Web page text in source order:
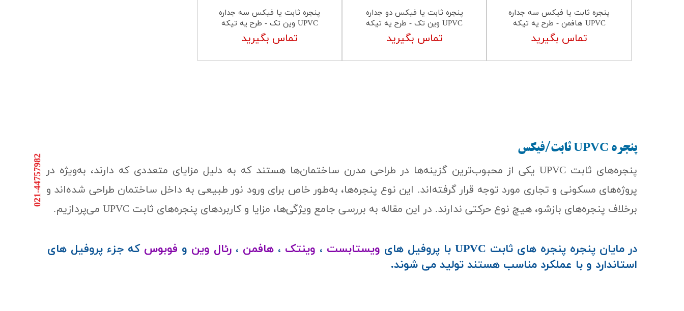
پنجره ثابت یا فیکس سه جداره
UPVC هافمن - طرح یه تیکه
تماس بگیرید
پنجره ثابت یا فیکس دو جداره
UPVC وین تک - طرح یه تیکه
تماس بگیرید
پنجره ثابت یا فیکس سه جداره
UPVC وین تک - طرح یه تیکه
تماس بگیرید
021-44757982 پنجره‌های ثابت UPVC یکی از محبوب‌ترین گزینه‌ها در طراحی مدرن ساختمان‌ها هستند که به دلیل مزایای متعددی که دارند، به‌ویژه در
پروژه‌های مسکونی و تجاری مورد توجه قرار گرفته‌اند. این نوع پنجره‌ها، به‌طور خاص برای ورود نور طبیعی به داخل ساختمان طراحی شده‌اند و
برخلاف پنجره‌های بازشو، هیچ نوع حرکتی ندارند. در این مقاله به بررسی جامع ویژگی‌ها، مزایا و کاربردهای پنجره‌های ثابت UPVC می‌پردازیم.
پنجره UPVC ثابت/فیکس
در مایان پنجره پنجره های ثابت UPVC با پروفیل های ویستابست ، وینتک ، هافمن ، رئال وین و فوبوس که جزء پروفیل های
استاندارد و با عملکرد مناسب هستند تولید می شوند.